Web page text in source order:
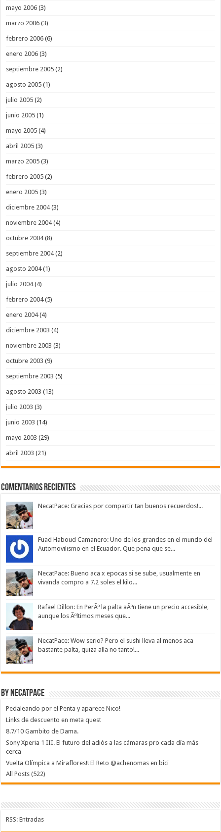
mayo 2006 (3)
marzo 2006 (3)
febrero 2006 (6)
enero 2006 (3)
septiembre 2005 (2)
agosto 2005 (1)
julio 2005 (2)
junio 2005 (1)
mayo 2005 (4)
abril 2005 (3)
marzo 2005 (3)
febrero 2005 (2)
enero 2005 (3)
diciembre 2004(3)
noviembre 2004(4)
octubre 2004(8)
septiembre 2004(2)
agosto 2004(1)
julio 2004(4)
febrero 2004(5)
enero 2004(4)
diciembre 2003 (4)
noviembre 2003 (3)
octubre 2003 (9)
septiembre 2003 (5)
agosto 2003 (13)
julio 2003 (3)
junio 2003 (14)
mayo 2003 (29)
abril 2003 (21)
Comentarios Recientes
NecatPace: Gracias por compartir tan buenos recuerdos!...
Fuad Haboud Camanero: Uno de los grandes en el mundo del
Automovilismo en el Ecuador. Que pena que se...
NecatPace: Bueno aca x epocas si se sube, usualmente en
vivanda compro a 7.2 soles el kilo...
Rafael Dillon: En PerÃº la palta aÃºn tiene un precio accesible,
aunque los Ãºltimos meses que...
NecatPace: Wow serio? Pero el sushi lleva al menos aca
bastante palta, quiza alla no tanto!...
By NecatPace
Pedaleando por el Penta y aparece Nico!
Links de descuento en meta quest
8.7/10 Gambito de Dama.
Sony Xperia 1 III. El futuro del adiós a las cámaras pro cada día más
cerca
Vuelta Olímpica a Miraflores!! El Reto @achenomas en bici
All Posts (522)
RSS: Entradas